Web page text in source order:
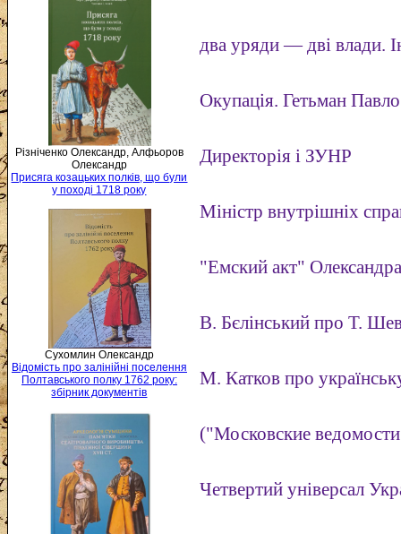
Різніченко Олександр, Алфьоров
Олександр
Присяга козацьких полків, що були
у поході 1718 року
Сухомлин Олександр
Відомість про залінійні поселення
Полтавського полку 1762 року:
збірник документів
два уряди — дві влади.
Окупація. Гетьман
Директорія і ЗУНР
Міністр внутрішніх
"Емский акт"
В. Бєлінський про Т.
М. Катков про
("Московские
Четвертий універсал